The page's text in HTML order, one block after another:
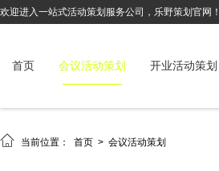
欢迎进入一站式活动策划服务公司，乐野策划官网！
首页 会议活动策划 开业活动策划
 当前位置： 首页 > 会议活动策划